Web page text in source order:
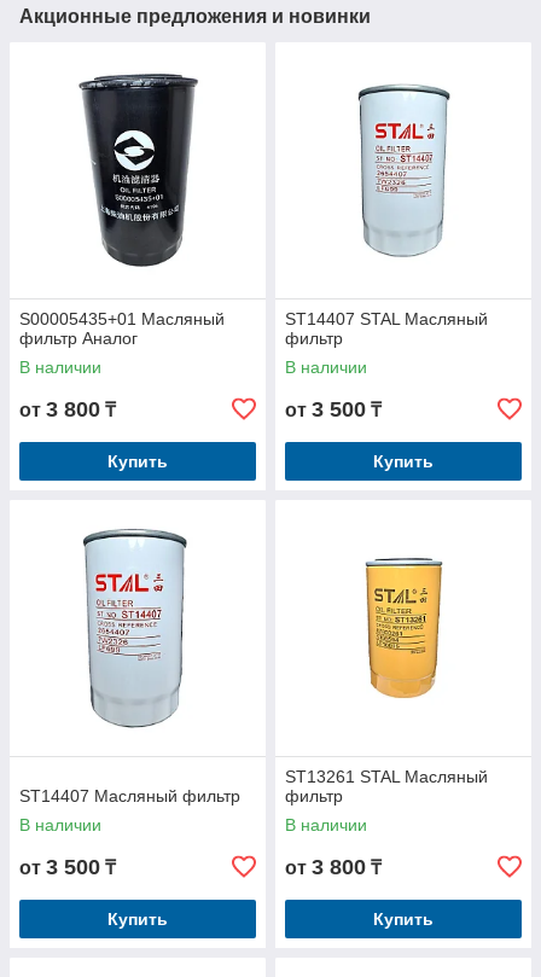
Акционные предложения и новинки
S00005435+01 Масляный
фильтр Аналог
В наличии
от 3 800 ₸
Купить
ST14407 STAL Масляный
фильтр
В наличии
от 3 500 ₸
Купить
ST14407 Масляный фильтр
В наличии
от 3 500 ₸
Купить
ST13261 STAL Масляный
фильтр
В наличии
от 3 800 ₸
Купить